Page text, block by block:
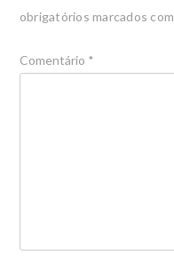
obrigatórios marcados com
Comentário *